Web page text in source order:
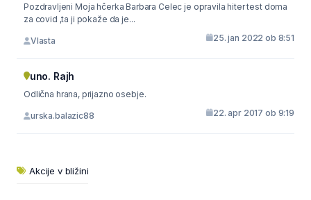
Pozdravljeni Moja hčerka Barbara Celec je opravila hiter test doma
za covid ,ta ji pokaže da je...
Vlasta 25. jan 2022 ob 8:51
uno. Rajh
Odlična hrana, prijazno osebje.
urska.balazic88 22. apr 2017 ob 9:19
Akcije v bližini